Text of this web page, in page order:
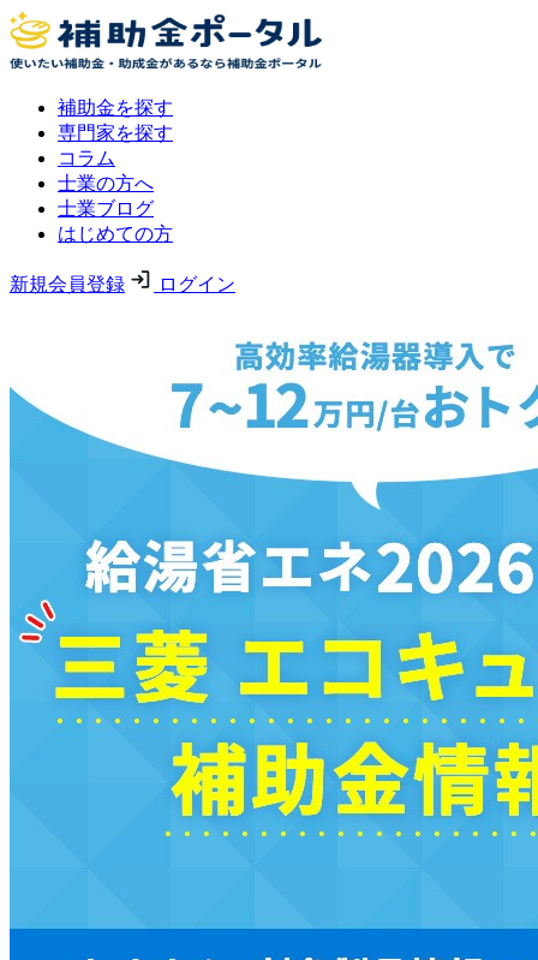
補助金を探す
専門家を探す
コラム
士業の方へ
士業ブログ
はじめての方
新規会員登録 ログイン